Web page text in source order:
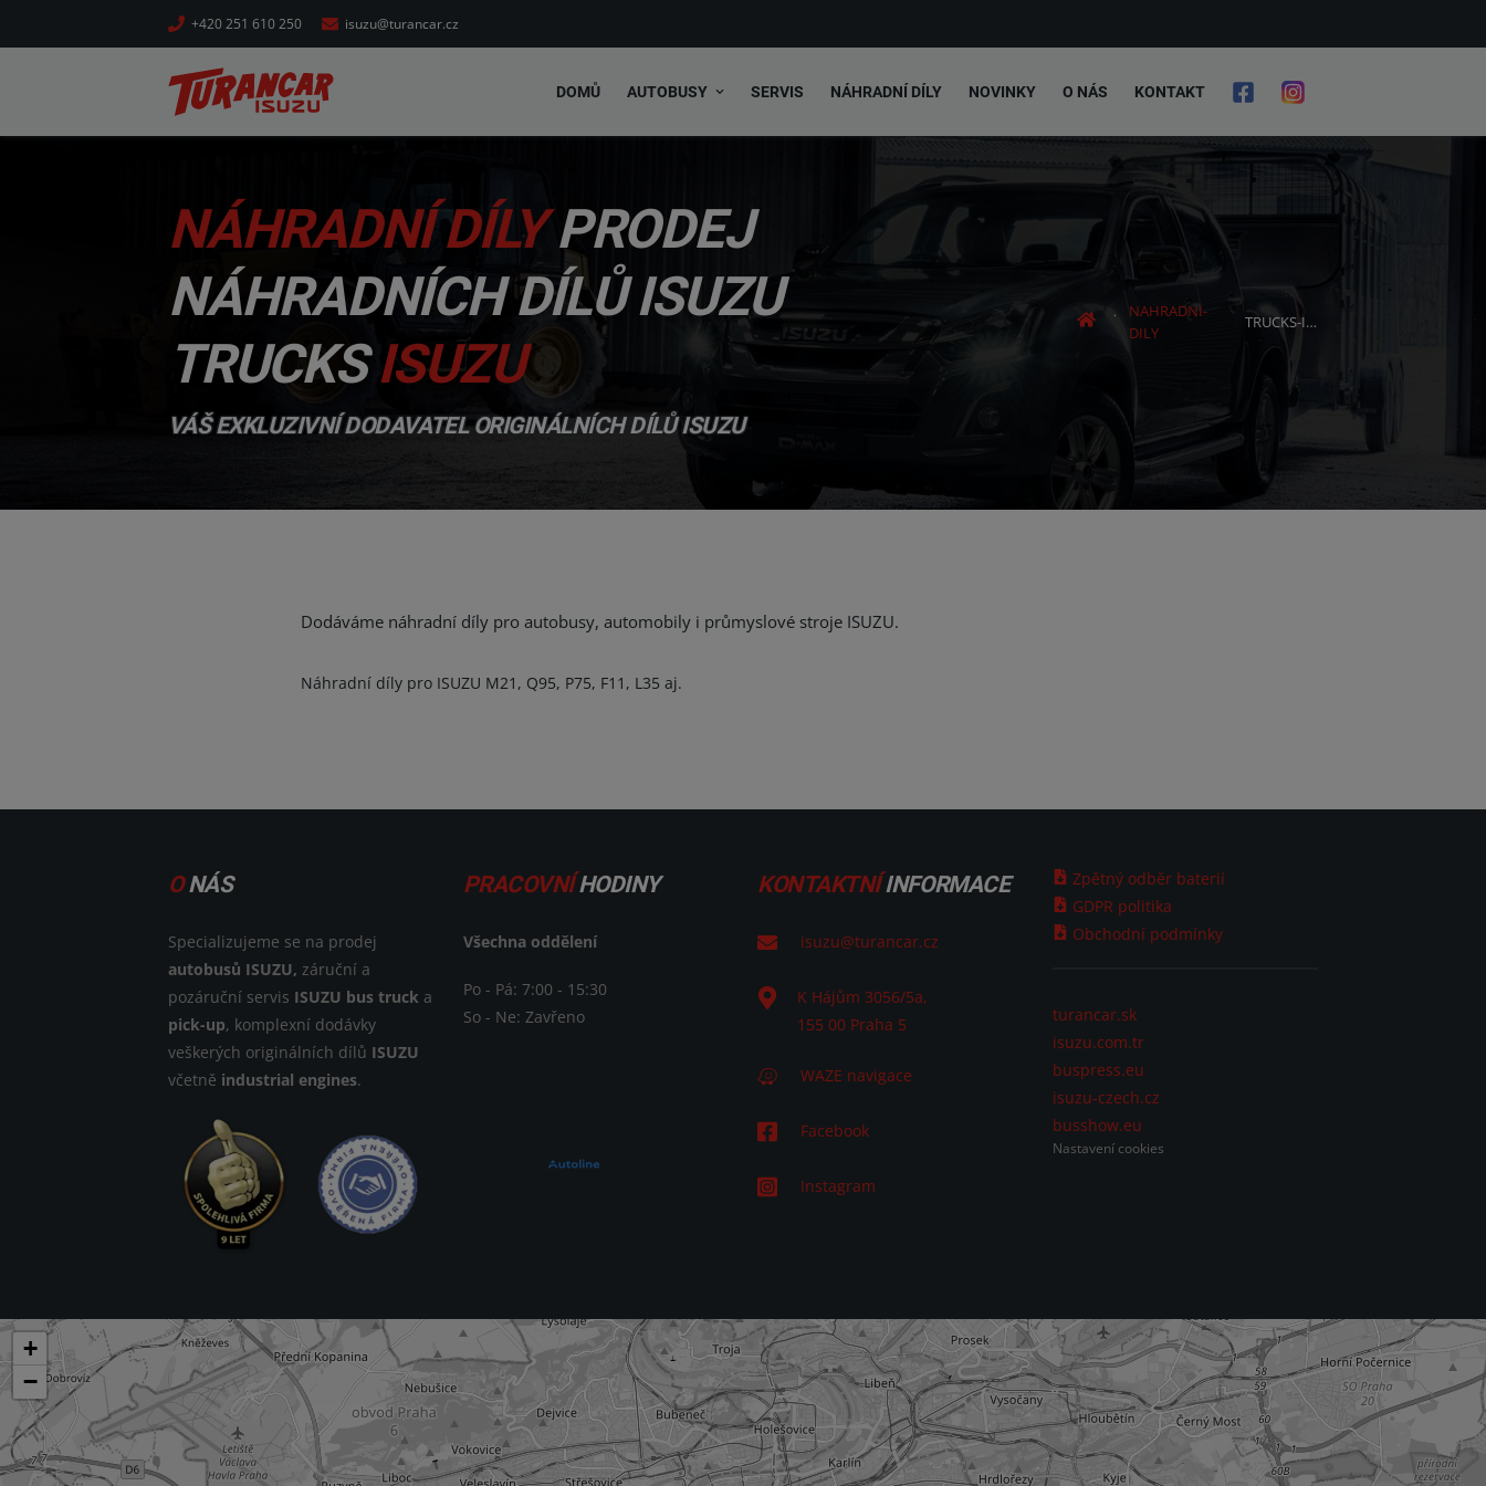
DOMŮ AUTOBUSY
NABÍDKA AUTOBUSŮ
SERVIS NÁHRADNÍ DÍLY NOVINKY O NÁS KONTAKT
+420 251 610 250 isuzu@turancar.cz
NÁHRADNÍ DÍLY PRODEJ
NÁHRADNÍCH DÍLŮ ISUZU
TRUCKS ISUZU
VÁŠ EXKLUZIVNÍ DODAVATEL ORIGINÁLNÍCH DÍLŮ ISUZU
NAHRADNI-
DILY
TRUCKS-ISUZU
Dodáváme náhradní díly pro autobusy, automobily i průmyslové stroje ISUZU.
Náhradní díly pro ISUZU M21, Q95, P75, F11, L35 aj.
ONÁS
Specializujeme se na prodej
autobusů ISUZU, záruční a
pozáruční servis ISUZU bus truck a
pick-up, komplexní dodávky
veškerých originálních dílů ISUZU
včetně industrial engines.
PRACOVNÍHODINY
Všechna oddělení
Po - Pá: 7:00 - 15:30
So - Ne: Zavřeno
KONTAKTNÍINFORMACE
isuzu@turancar.cz
K Hájům 3056/5a,
155 00 Praha 5
WAZE navigace
Facebook
Instagram
Zpětný odběr baterií
GDPR politika
Obchodní podmínky
turancar.sk
isuzu.com.tr
buspress.eu
isuzu-czech.cz
busshow.eu
Nastavení cookies
+
−